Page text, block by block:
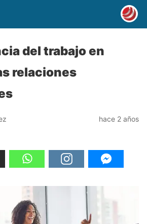
del trabajo en
relaciones
hace 2 años